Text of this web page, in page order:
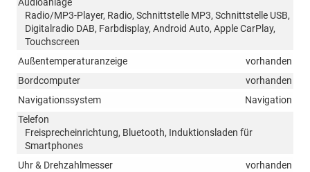
Audioanlage
Radio/MP3-Player, Radio, Schnittstelle MP3, Schnittstelle USB,
Digitalradio DAB, Farbdisplay, Android Auto, Apple CarPlay,
Touchscreen
Außentemperaturanzeige
vorhanden
Bordcomputer
vorhanden
Navigationssystem
Navigation
Telefon
Freisprecheinrichtung, Bluetooth, Induktionsladen für
Smartphones
Uhr & Drehzahlmesser
vorhanden